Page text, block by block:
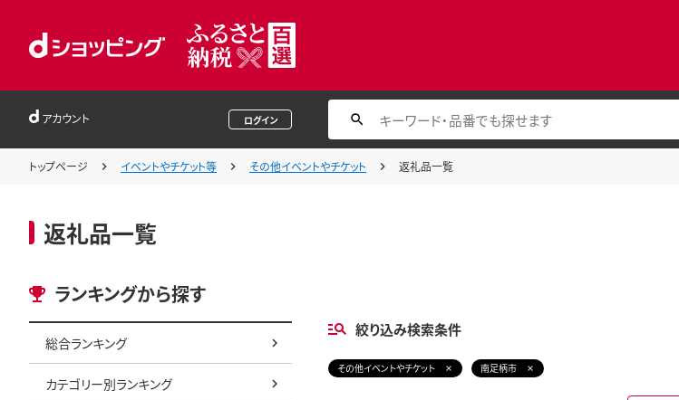
アカウント ログイン
トップページ イベントやチケット等 その他イベントやチケット 返礼品一覧
返礼品一覧
ランキングから探す
総合ランキング
カテゴリー別ランキング
絞り込み検索条件
その他イベントやチケット 南足柄市